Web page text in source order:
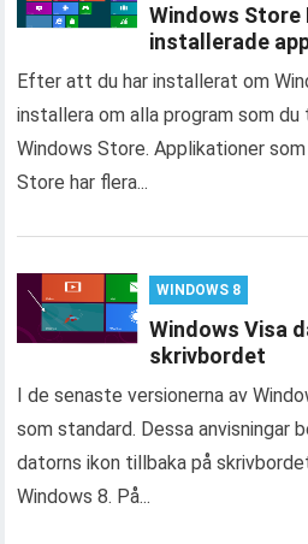
Windows
installerade
Efter att du har installerat om
installera om alla program som
Windows Store. Applikationer
Store har flera...
WINDOWS 8
Windows Visa
skrivbordet
I de senaste versionerna av
som standard. Dessa anvisningar
datorns ikon tillbaka på
Windows 8. På...